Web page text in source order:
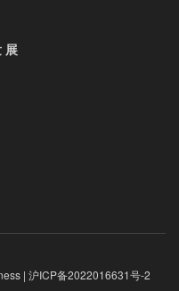
展
| 沪ICP备2022016631号-2